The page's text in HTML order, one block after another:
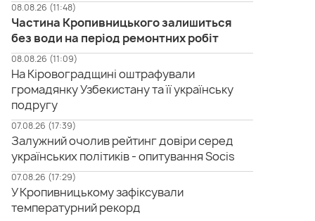
08.08.26 (11:48)
Частина Кропивницького залишиться
без води на період ремонтних робіт
08.08.26 (11:09)
На Кіровоградщині оштрафували
громадянку Узбекистану та її українську
подругу
07.08.26 (17:39)
Залужний очолив рейтинг довіри серед
українських політиків - опитування Socis
07.08.26 (17:29)
У Кропивницькому зафіксували
температурний рекорд